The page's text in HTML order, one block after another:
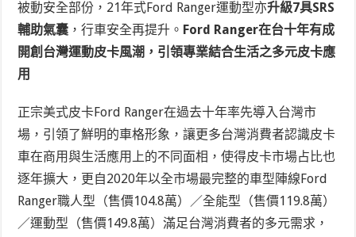
被動安全部份，21年式Ford Ranger運動型亦升級7具SRS
輔助氣囊 ，行車安全再提升。 Ford Ranger在台十年有成
開創台灣運動皮卡風潮，引領專業結合生活之多元皮卡應
用
正宗美式皮卡Ford Ranger在過去十年率先導入台灣市
場，引領了鮮明的車格形象，讓更多台灣消費者認識皮卡
車在商用與生活應用上的不同面相，使得皮卡市場占比也
逐年擴大，更自2020年以全市場最完整的車型陣線Ford
Ranger職人型（售價104.8萬）／全能型（售價119.8萬）
／運動型（售價149.8萬）滿足台灣消費者的多元需求，